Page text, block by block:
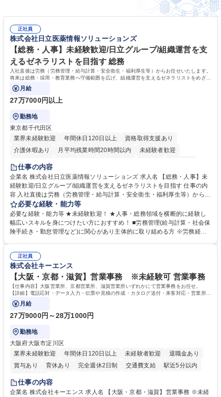
正社員
株式会社日立医薬情報ソリューションズ
【総務・人事】未経験歓迎/日立グループ/組織運営を支
えるゼネラリストを目指す 総務
入社直後は労務（労務管理・給与計算・安全衛生・福利厚生等）からお任せいたします。
将来は総務・採用・教育業務へ守備範囲を広げ、組織運営を支えるゼネラリストをめざせ
ます。
月給
27万7000円以上
勤務地
東京都千代田区
業界未経験歓迎
年間休日120日以上
資格取得支援あり
介護休暇あり
月平均残業時間20時間以内
未経験者歓迎
住宅手当あり
育休あり
完全週休2日制 交通費支給 土日祝休み 寮・社宅あり
仕事の内容
企業名 株式会社日立医薬情報ソリューションズ 求人名 【総務・人事】未
経験歓迎/日立グループ/組織運営を支えるゼネラリストを目指す 仕事の内
容 入社直後は労務（労務管理・給与計算・安全衛生・福利厚生等）からお
任せいたします。将来は総務・採用・教育業務へ守備範囲を広げ、組織運
営を支えるゼネラリストをめざせます。 ・初期業務：労働時間管理、給与
計算、社会保険対応、福利厚生管理、安全衛生、健康経営推進等をお任せ
します。ご経験に応じて、休職者管理など、幅広く経験を積んでいただき
幅広く経験を積みたい意欲がある方に最適な環境です。 募集職種 【総
務・人事】未経験歓迎/日立グループ/組織運営を支えるゼネラリストを目
指す
必要な経験・能力等
必要な経験・能力等 ★未経験歓迎！ ★人事・総務領域を横断的に経験し
幅広いスキルを身につけたい方におすすめ！ ■労務管理(給与計算・社会保
険手続き・勤怠管理など)に関心があり主体的に取り組める方 ※労務経験
のご経験 ■労務管理（給与計算・社会保険手続き・勤怠管理など）の経験
■衛生管理者の資格をお持ちの方 学歴・資格 学歴：大学院 大学 高専 短大
専修学校 高校 語学力： 資格：
正社員
株式会社キーエンス
【大阪・京都・滋賀】営業事務 ※未経験可 営業事務
【仕事内容】大阪営業所、京都営業所、滋賀営業所いずれかにて営業事務をお任せ。
【詳細】電話応対・データ入力・伝票や見積の作成・カタログ送付・来客対応・営業所内
で発生する事務業務や業務改善をお任せ。
月給
27万9000円～28万1000円
勤務地
大阪府大阪市淀川区
業界未経験歓迎
年間休日120日以上 未経験者歓迎
退職金あり
賞与あり
育休あり 完全週休2日制 交通費支給
駅近5分以内
土日祝休み
仕事の内容
企業名 株式会社キーエンス 求人名 【大阪・京都・滋賀】営業事務 ※未経